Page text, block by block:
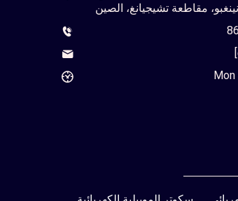
مقاطعة تشيجيانغ، الصين
Mon